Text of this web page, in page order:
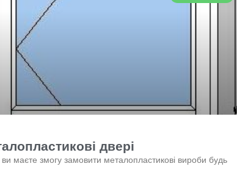
двері
маєте змогу замовити металопластикові вироби будь